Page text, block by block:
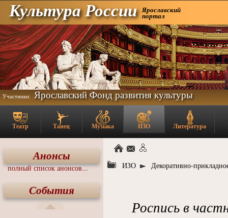
Культура России Ярославский
портал
Участники: Ярославский Фонд развития культуры
Театр Танец Музыка ИЗО Литература
Анонсы
полный список анонсов...
События
ИЗО Декоративно-
Роспись в